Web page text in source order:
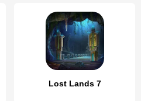
Lost Lands 7